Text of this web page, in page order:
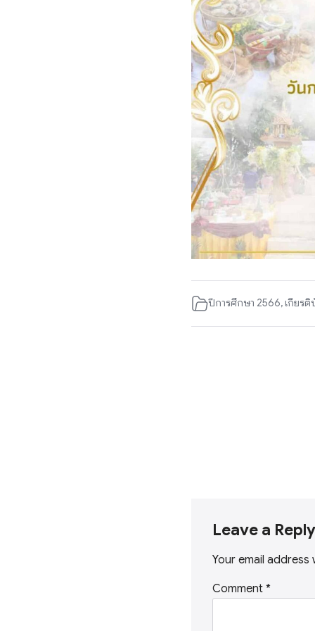
ปีการศึกษา 2566,เกียรติ
Leave a Reply
Your email address
Comment *